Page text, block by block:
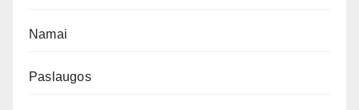
Namai
Paslaugos